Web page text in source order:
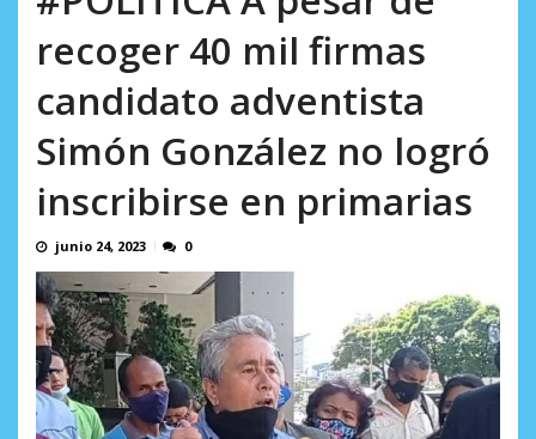
recoger 40 mil firmas
candidato adventista
Simón González no logró
inscribirse en primarias
junio 24, 2023 0